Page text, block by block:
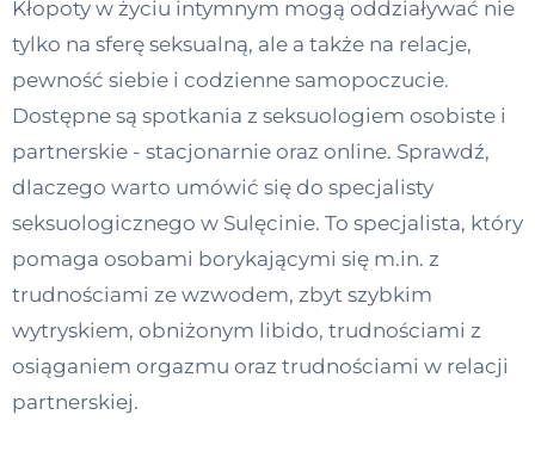
Według specjalizacji
Diagnozy psychologiczne
Testy psychologiczne
Dawka wiedzy
Dla specjalistów
Kontakt
Kłopoty w życiu intymnym mogą oddziaływać nie
tylko na sferę seksualną, ale a także na relacje,
pewność siebie i codzienne samopoczucie.
Dostępne są spotkania z seksuologiem osobiste i
partnerskie - stacjonarnie oraz online. Sprawdź,
dlaczego warto umówić się do specjalisty
seksuologicznego w Sulęcinie. To specjalista, który
pomaga osobami borykającymi się m.in. z
trudnościami ze wzwodem, zbyt szybkim
wytryskiem, obniżonym libido, trudnościami z
osiąganiem orgazmu oraz trudnościami w relacji
partnerskiej.